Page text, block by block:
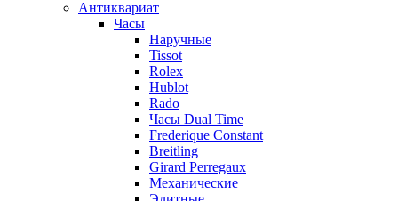
Антиквариат
Часы
Наручные
Tissot
Rolex
Hublot
Rado
Часы Dual Time
Frederique Constant
Breitling
Girard Perregaux
Механические